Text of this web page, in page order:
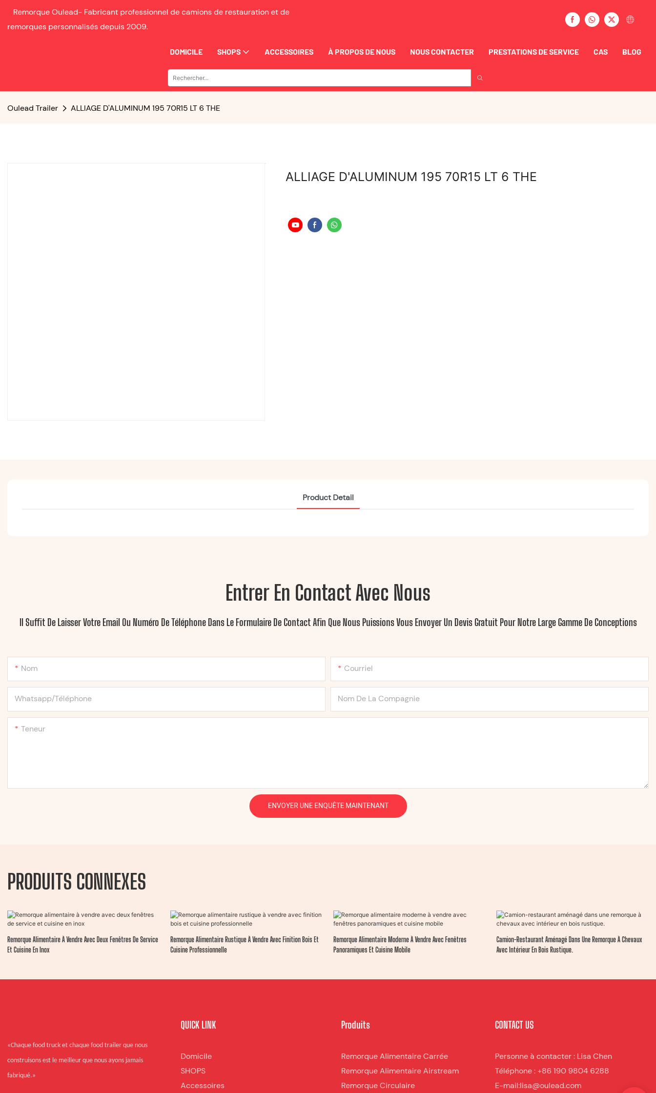
Remorque Oulead- Fabricant professionnel de camions de restauration et de
remorques personnalisés depuis 2009.
DOMICILE SHOPS ACCESSOIRES À PROPOS DE NOUS NOUS CONTACTER PRESTATIONS DE SERVICE CAS BLOG
Oulead Trailer ALLIAGE D'ALUMINUM 195 70R15 LT 6 THE
ALLIAGE D'ALUMINUM 195 70R15 LT 6 THE
Product Detail
Entrer En Contact Avec Nous
Il Suffit De Laisser Votre Email Ou Numéro De Téléphone Dans Le Formulaire De Contact Afin Que Nous Puissions Vous Envoyer Un Devis Gratuit Pour Notre Large Gamme De Conceptions
Nom Courriel
Whatsapp/Téléphone Nom De La Compagnie
Teneur
ENVOYER UNE ENQUÊTE MAINTENANT
PRODUITS CONNEXES
Remorque Alimentaire À Vendre Avec Deux Fenêtres De Service
Et Cuisine En Inox
Remorque Alimentaire Rustique À Vendre Avec Finition Bois Et
Cuisine Professionnelle
Remorque Alimentaire Moderne À Vendre Avec Fenêtres
Panoramiques Et Cuisine Mobile
Camion-Restaurant Aménagé Dans Une Remorque À Chevaux
Avec Intérieur En Bois Rustique.
«Chaque food truck et chaque food trailer que nous
construisons est le meilleur que nous ayons jamais
fabriqué.»
QUICK LINK
Domicile
SHOPS
Accessoires
Produits
Remorque Alimentaire Carrée
Remorque Alimentaire Airstream
Remorque Circulaire
CONTACT US
Personne à contacter : Lisa Chen
Téléphone : +86 190 9804 6288
E-mail:lisa@oulead.com